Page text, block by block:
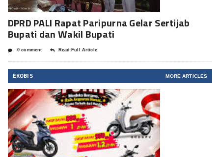
DPRD PALI Rapat Paripurna Gelar Sertijab
Bupati dan Wakil Bupati
0 comment Read Full Article
EKOBIS MORE ARTICLES